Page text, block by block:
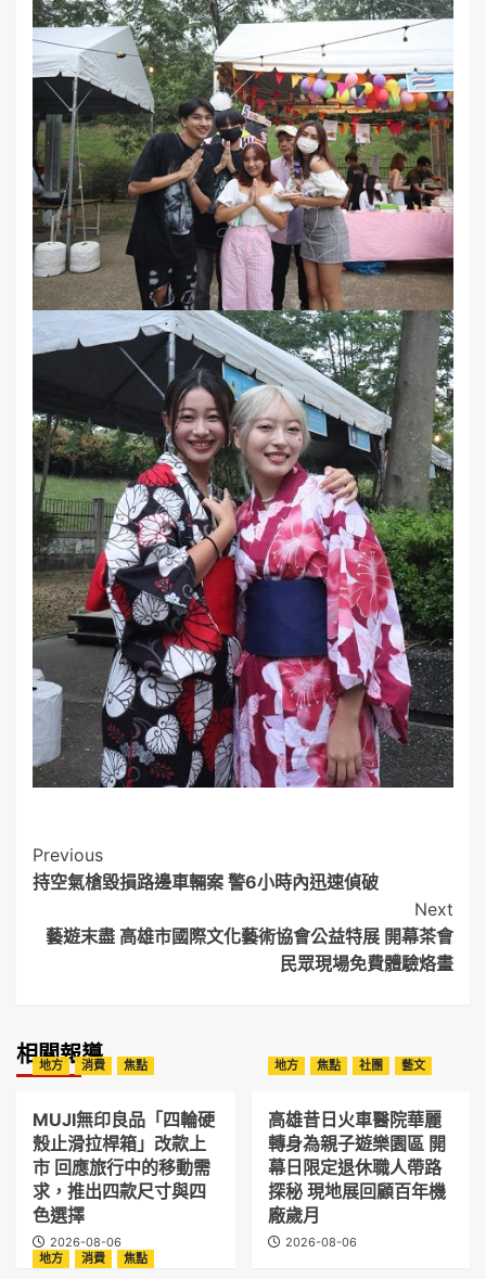
Post
Navigation
Previous
持空氣槍毀損路邊車輛案 警6小時內迅速偵破
Next
藝遊末盡 高雄市國際文化藝術協會公益特展 開幕茶會
民眾現場免費體驗烙畫
相關報導
地方 消費 焦點
MUJI無印良品「四輪硬
殼止滑拉桿箱」改款上
市 回應旅行中的移動需
求，推出四款尺寸與四
色選擇
2026-08-06
地方 焦點 社團 藝文
高雄昔日火車醫院華麗
轉身為親子遊樂園區 開
幕日限定退休職人帶路
探秘 現地展回顧百年機
廠歲月
2026-08-06
地方
消費 焦點